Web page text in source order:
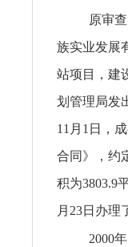
原审
族实业发展
站项目，建
划管理局发
11月1日，
合同》，约
积为3803.9
月23日办理
2000